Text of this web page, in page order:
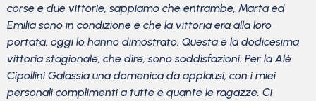
corse e due vittorie, sappiamo che entrambe, Marta ed
Emilia sono in condizione e che la vittoria era alla loro
portata, oggi lo hanno dimostrato. Questa è la dodicesima
vittoria stagionale, che dire, sono soddisfazioni. Per la Alé
Cipollini Galassia una domenica da applausi, con i miei
personali complimenti a tutte e quante le ragazze. Ci